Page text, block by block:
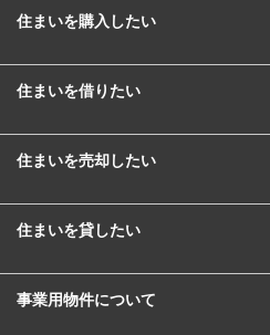
住まいを購入したい
住まいを借りたい
住まいを売却したい
住まいを貸したい
事業用物件について